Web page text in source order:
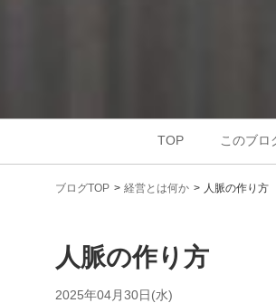
TOP このブロ
ブログTOP 経営とは何か 人脈の作り方
人脈の作り方
2025年04月30日(水)